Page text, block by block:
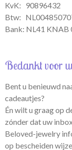
KvK: 90896432
Btw:
Bank: NL41 KNAB
Bedankt voor
Bent u benieuwd
cadeautjes?
Én wilt u graag op
zónder dat uw
Beloved-jewelry
op bescheiden